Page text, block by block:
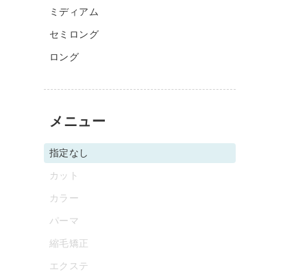
ミディアム
セミロング
ロング
メニュー
指定なし
カット
カラー
パーマ
縮毛矯正
エクステ